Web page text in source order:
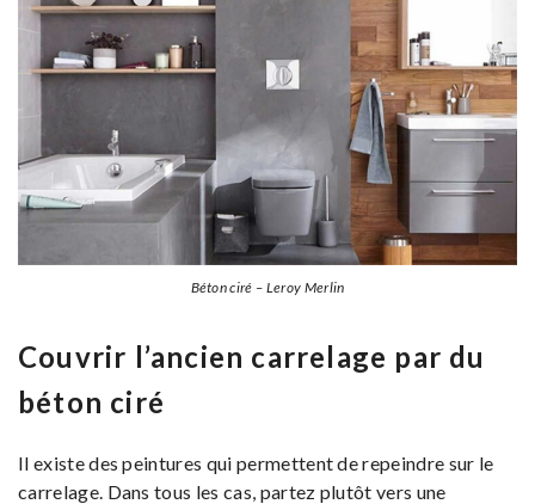
Béton ciré – Leroy Merlin
Couvrir l’ancien carrelage par du
béton ciré
Il existe des peintures qui permettent de repeindre sur le
carrelage. Dans tous les cas, partez plutôt vers une